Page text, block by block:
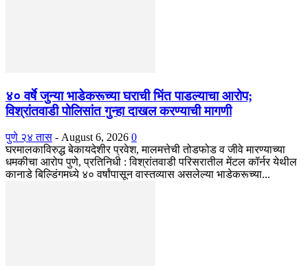
४० वर्षे जुन्या भाडेकरूच्या घराची भिंत पाडल्याचा आरोप;
विश्रांतवाडी पोलिसांत गुन्हा दाखल करण्याची मागणी
पुणे २४ तास - August 6, 2026 0
घरमालकाविरुद्ध बेकायदेशीर प्रवेश, मालमत्तेची तोडफोड व जीवे मारण्याच्या
धमकीचा आरोप पुणे, प्रतिनिधी : विश्रांतवाडी परिसरातील मेंटल कॉर्नर येथील
कानाडे बिल्डिंगमध्ये ४० वर्षांपासून वास्तव्यास असलेल्या भाडेकरूच्या...